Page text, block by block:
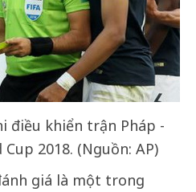
điều khiển trận Pháp -
2018. (Nguồn: AP)
giá là một trong